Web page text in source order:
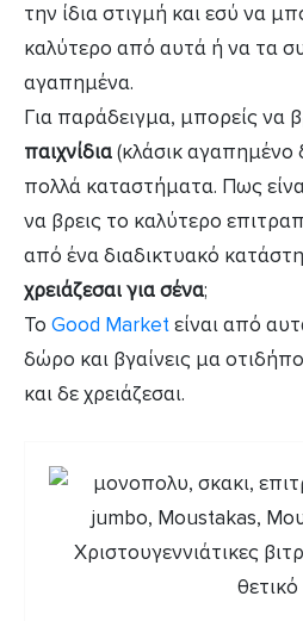
την ίδια στιγμή και εσύ να
καλύτερο από αυτά ή να τα
αγαπημένα.
Για παράδειγμα, μπορείς να
παιχνίδια(κλάσικ αγαπημένο
πολλά καταστήματα. Πως
να βρεις το καλύτερο
από ένα διαδικτυακό
χρειάζεσαι για σένα;
Το Good Marketείναι από
δώρο και βγαίνεις μα
και δε χρειάζεσαι.